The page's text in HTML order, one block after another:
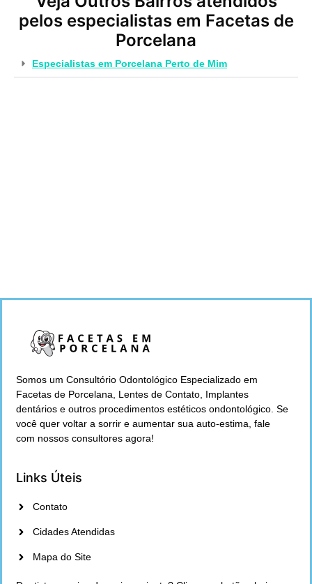
pelos especialistas em Facetas de
Porcelana
Especialistas em Porcelana Perto de Mim
Somos um Consultório Odontológico Especializado em
Facetas de Porcelana, Lentes de Contato, Implantes
dentários e outros procedimentos estéticos ondontológico. Se
você quer voltar a sorrir e aumentar sua auto-estima, fale
com nossos consultores agora!
Links Úteis
Contato
Cidades Atendidas
Mapa do Site